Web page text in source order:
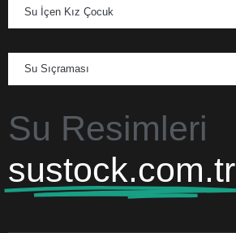
Su İçen Kız Çocuk
Su Sıçraması
Su Resimleri
sustock.com.tr